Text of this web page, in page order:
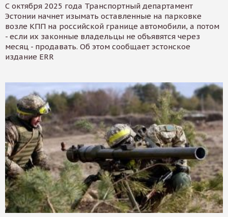
С октября 2025 года Транспортный департамент
Эстонии начнет изымать оставленные на парковке
возле КПП на российской границе автомобили, а потом
- если их законные владельцы не объявятся через
месяц - продавать. Об этом сообщает эстонское
издание ERR